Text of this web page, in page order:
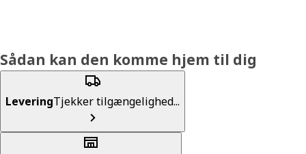
Sådan kan den komme hjem til dig
LeveringTjekker tilgængelighed...